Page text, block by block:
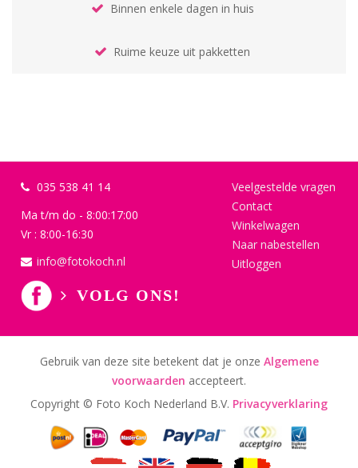
Binnen enkele dagen in huis
Ruime keuze uit pakketten
035 538 41 14
Ma t/m do - 8:00:17:00
Vr : 8:00-16:30
info@fotokoch.nl
VOLG ONS!
Veelgestelde vragen
Contact
Winkelwagen
Naar nabestellen
Uitloggen
Gebruik van deze site betekent dat je onze Algemene
voorwaarden accepteert.
Copyright © Foto Koch Nederland B.V. Privacyverklaring